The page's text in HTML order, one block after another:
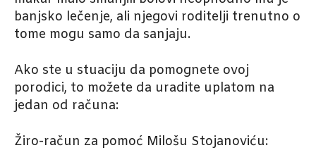
banjsko lečenje, ali njegovi roditelji trenutno o
tome mogu samo da sanjaju.
Ako ste u stuaciju da pomognete ovoj
porodici, to možete da uradite uplatom na
jedan od računa:
Žiro-račun za pomoć Milošu Stojanoviću: